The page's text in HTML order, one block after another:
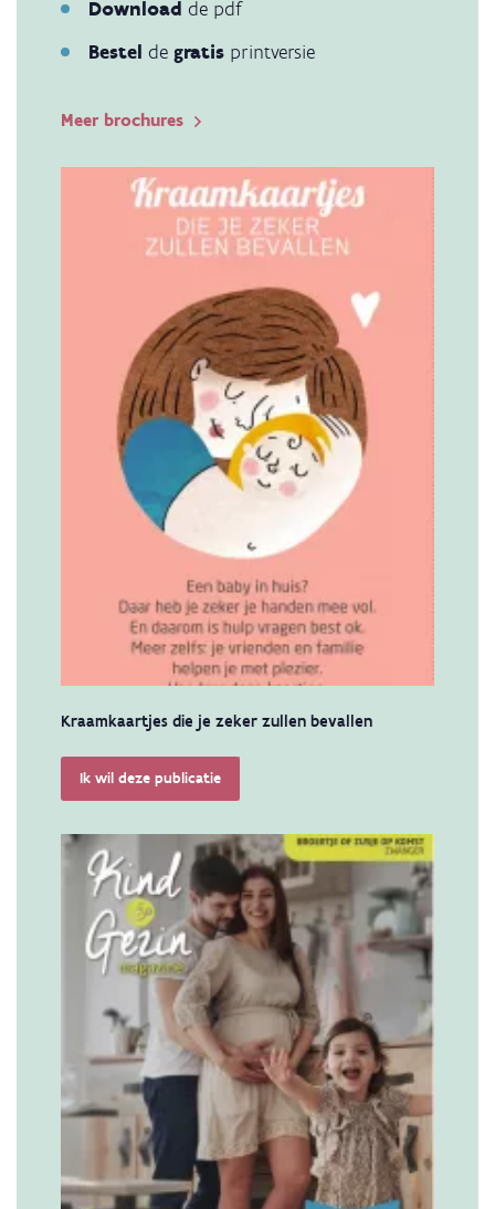
Download de pdf
Bestel de gratis printversie
Meer brochures
Kraamkaartjes die je zeker zullen bevallen
Ik wil deze publicatie